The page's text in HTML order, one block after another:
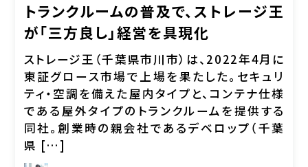
トランクルームの普及で、ストレージ王
が「三方良し」経営を具現化
ストレージ王（千葉県市川市）は、2022年4月に
東証グロース市場で上場を果たした。セキュリ
ティ・空調を備えた屋内タイプと、コンテナ仕様
である屋外タイプのトランクルームを提供する
同社。創業時の親会社であるデベロップ（千葉
県 […]